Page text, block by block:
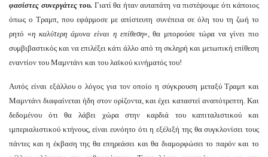
φασίστες συνεργάτες του. Γιατί θα ήταν αυταπάτη να πιστέψουμε ότι κάποιος
όπως ο Τραμπ, που εφάρμοσε με απίστευτη συνέπεια σε όλη του τη ζωή το
ρητό «η καλύτερη άμυνα είναι η επίθεση», θα μπορούσε τώρα να γίνει πιο
συμβιβαστικός και να επιλέξει κάτι άλλο από τη σκληρή και μετωπική επίθεση
εναντίον του Μαμντάνι και του λαϊκού κινήματός του!
Αυτός είναι εξάλλου ο λόγος για τον οποίο η σύγκρουση μεταξύ Τραμπ και
Μαμντάνι διαφαίνεται ήδη στον ορίζοντα, και έχει καταστεί αναπότρεπτη. Και
δεδομένου ότι θα λάβει χώρα στην καρδιά του καπιταλιστικού και
ιμπεριαλιστικού κτήνους, είναι ευνόητο ότι η εξέλιξή της θα συγκλονίσει τους
πάντες και η έκβαση της θα επηρεάσει και θα διαμορφώσει το παρόν και το